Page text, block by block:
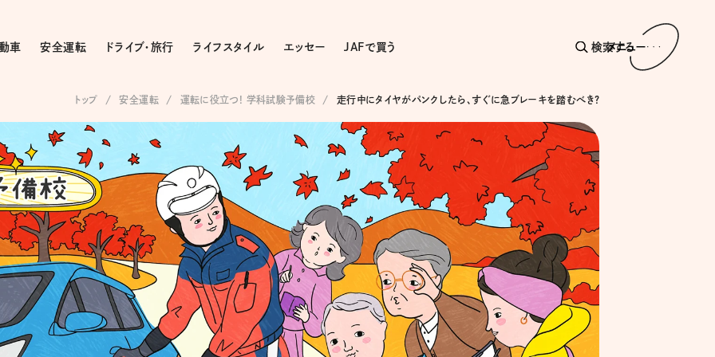
車 安全運転 ドライブ・旅行 ライフスタイル エッセー JAFで買う 検索する
メニュー
トップ 安全運転 運転に役立つ! 学科試験予備校 走行中にタイヤがパンクしたら、すぐに急ブレーキを踏むべき?